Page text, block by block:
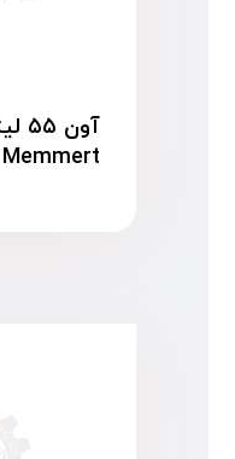
Memmert آلمان